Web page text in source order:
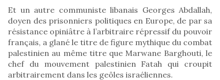
Et un autre communiste libanais Georges Abdallah,
doyen des prisonniers politiques en Europe, de par sa
résistance opiniâtre à l’arbitraire répressif du pouvoir
français, a glané le titre de figure mythique du combat
palestinien au même titre que Marwane Barghouti, le
chef du mouvement palestinien Fatah qui croupit
arbitrairement dans les geôles israéliennes.